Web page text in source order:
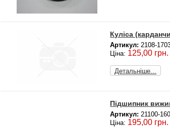
Куліса
Артикул: 2108-
Ціна: 125,00 грн.
Детальніше...
Підшипник
Артикул: 21100-
Ціна: 195,00 грн.